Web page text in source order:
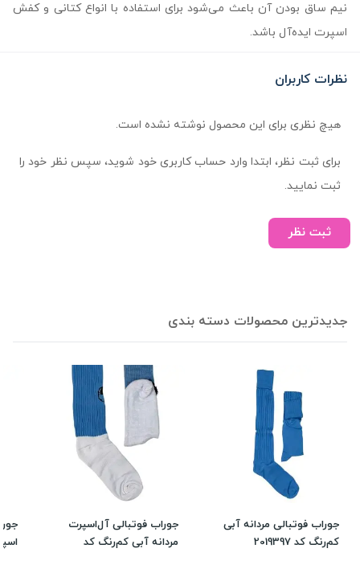
نیم ساق بودن آن باعث می‌شود برای استفاده با انواع کتانی و کفش
اسپرت ایده‌آل باشد.
نظرات کاربران
هیچ نظری برای این محصول نوشته نشده است.
برای ثبت نظر، ابتدا وارد حساب کاربری خود شوید، سپس نظر خود را
ثبت نمایید.
ثبت نظر
جدیدترین محصولات دسته بندی
جوراب فوتبالی مردانه آبی
کم‌رنگ کد 2019397
جوراب فوتبالی آل‌اسپرت
مردانه آبی کم‌رنگ کد